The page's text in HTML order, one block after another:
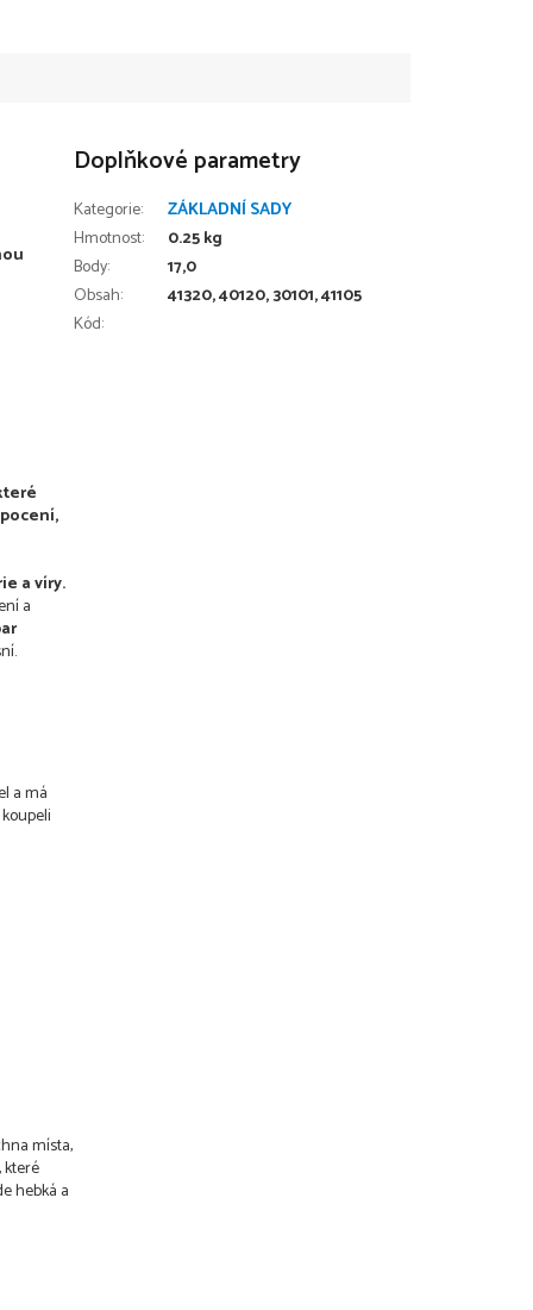
a víry.
a
a má
místa,
které
hebká a
Doplňkové parametry
Kategorie:
ZÁKLADNÍ SADY
Hmotnost:
0.25 kg
Body:
17,0
Obsah:
41320, 40120, 30101, 41105
Kód: